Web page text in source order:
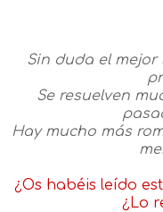
Sin duda el
Se resuelven
Hay mucho más
¿Os habéis leído
¿Lo